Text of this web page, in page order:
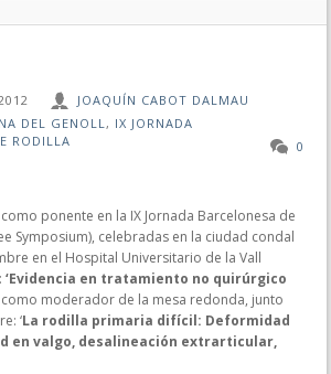
JOAQUÍN CABOT DALMAU
DEL GENOLL, IX JORNADA
RODILLA
0
ponente en la IX Jornada Barcelonesa de
Symposium), celebradas en la ciudad condal
en el Hospital Universitario de la Vall
‘Evidencia en tratamiento no quirúrgico
moderador de la mesa redonda, junto
‘La rodilla primaria difícil: Deformidad
en valgo, desalineación extrarticular,